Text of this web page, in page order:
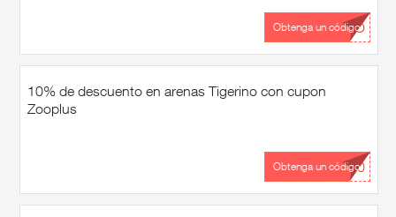
...DO
Obtenga un código
10% de descuento en arenas Tigerino con cupon
Zooplus
...10
Obtenga un código